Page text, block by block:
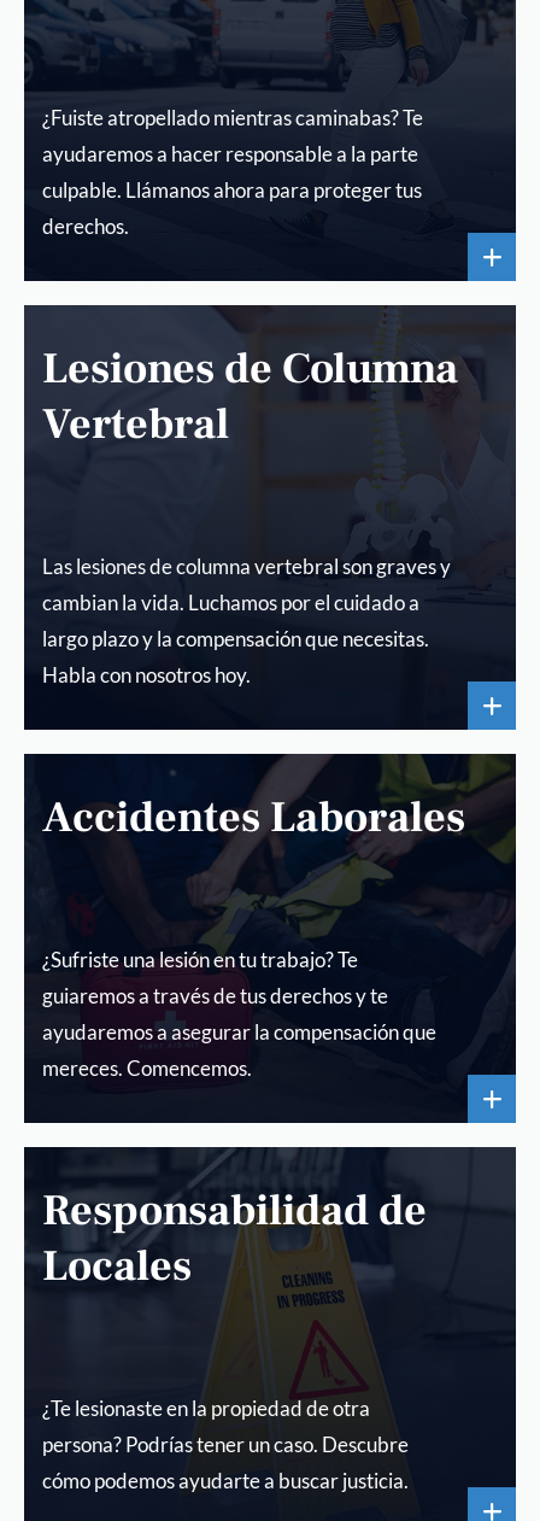
¿Fuiste atropellado mientras caminabas? Te
ayudaremos a hacer responsable a la parte
culpable. Llámanos ahora para proteger tus
derechos.
Lesiones de Columna
Vertebral
Las lesiones de columna vertebral son graves y
cambian la vida. Luchamos por el cuidado a
largo plazo y la compensación que necesitas.
Habla con nosotros hoy.
Accidentes Laborales
¿Sufriste una lesión en tu trabajo? Te
guiaremos a través de tus derechos y te
ayudaremos a asegurar la compensación que
mereces. Comencemos.
Responsabilidad de
Locales
¿Te lesionaste en la propiedad de otra
persona? Podrías tener un caso. Descubre
cómo podemos ayudarte a buscar justicia.